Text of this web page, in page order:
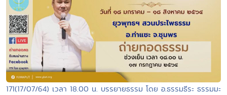
171(17/07/64) เวลา 18.00 น. บรรยายธรรม โดย อ.ธรรมธีระ ธรรมมะ